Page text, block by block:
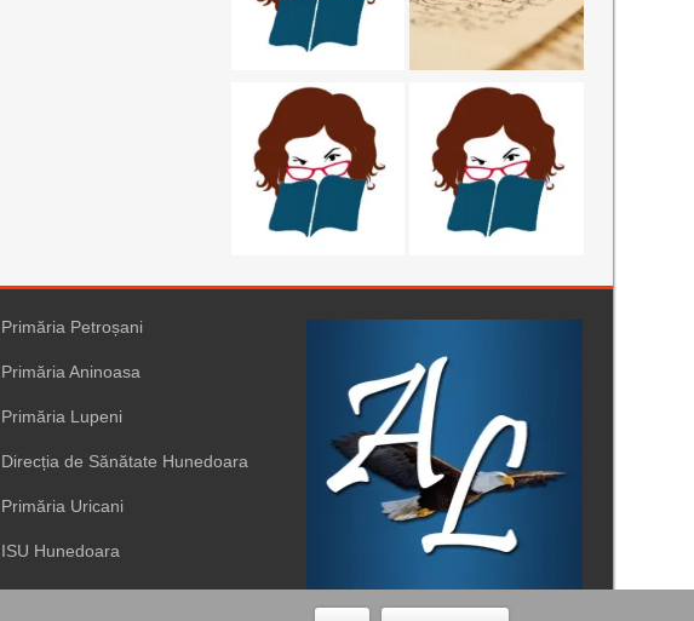
Primăria Petroșani
Primăria Aninoasa
Primăria Lupeni
Direcția de Sănătate Hunedoara
Primăria Uricani
ISU Hunedoara
Primăria Vulcan